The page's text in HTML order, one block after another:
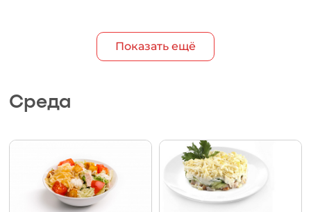
Показать ещё
Среда